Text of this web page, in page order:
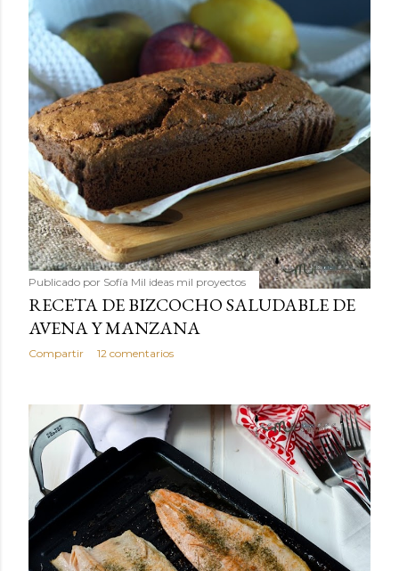
Publicado por Sofía Mil ideas mil proyectos
RECETA DE BIZCOCHO SALUDABLE DE
AVENA Y MANZANA
Compartir 12 comentarios